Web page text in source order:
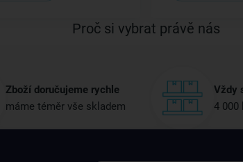
Proč si vybrat právě nás
Zboží doručujeme rychle
máme téměr vše skladem
Vždy
4 000